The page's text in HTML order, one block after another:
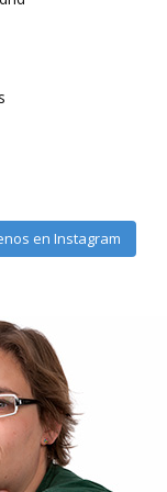
en Instagram